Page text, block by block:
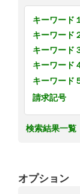
キーワード
キーワード
キーワード
キーワード
キーワード
請求記号
検索結果一覧
オプション